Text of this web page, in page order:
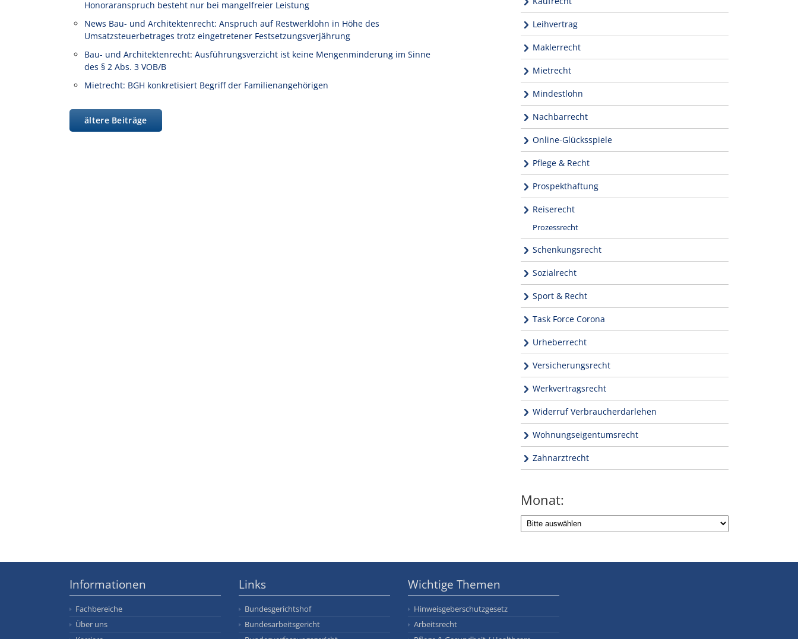
Honoraranspruch besteht nur bei mangelfreier Leistung
News Bau- und Architektenrecht: Anspruch auf Restwerklohn in Höhe des
Umsatzsteuerbetrages trotz eingetretener Festsetzungsverjährung
Bau- und Architektenrecht: Ausführungsverzicht ist keine Mengenminderung im Sinne
des § 2 Abs. 3 VOB/B
Mietrecht: BGH konkretisiert Begriff der Familienangehörigen
ältere Beiträge
Leihvertrag
Maklerrecht
Mietrecht
Mindestlohn
Nachbarrecht
Online-Glücksspiele
Pflege & Recht
Prospekthaftung
Reiserecht
Prozessrecht
Schenkungsrecht
Sozialrecht
Sport & Recht
Task Force Corona
Urheberrecht
Versicherungsrecht
Werkvertragsrecht
Widerruf Verbraucherdarlehen
Wohnungseigentumsrecht
Zahnarztrecht
Monat:
Informationen
Fachbereiche
Über uns
Links
Bundesgerichtshof
Bundesarbeitsgericht
Wichtige Themen
Hinweisgeberschutzgesetz
Arbeitsrecht